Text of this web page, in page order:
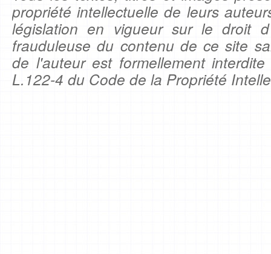
propriété intellectuelle de leurs
législation en vigueur sur le droit
frauduleuse du contenu de ce site
de l'auteur est formellement
L.122-4 du Code de la Propriété